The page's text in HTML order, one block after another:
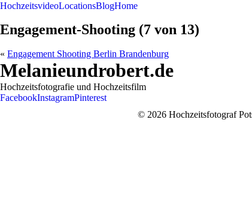
HochzeitsvideoLocationsBlogHome
Engagement-Shooting (7 von 13)
« Engagement Shooting Berlin Brandenburg
Melanieundrobert.de
Hochzeitsfotografie und Hochzeitsfilm
FacebookInstagramPinterest
© 2026 Hochzeitsfotograf